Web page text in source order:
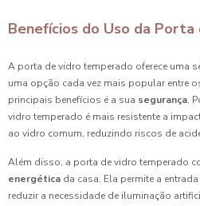
Benefícios do Uso da
A porta de vidro temperado oferece uma
uma opção cada vez mais popular entre
principais benefícios é a sua segurança.
vidro temperado é mais resistente a
ao vidro comum, reduzindo riscos de
Além disso, a porta de vidro temperado
energética da casa. Ela permite a
reduzir a necessidade de iluminação